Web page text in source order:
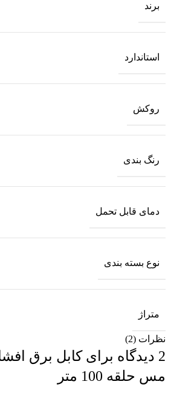
برند
استاندارد
روکش
رنگ بندی
دمای قابل تحمل
نوع بسته بندی
متراژ
نظرات (2)
2 دیدگاه برای
مس حلقه 100 متر